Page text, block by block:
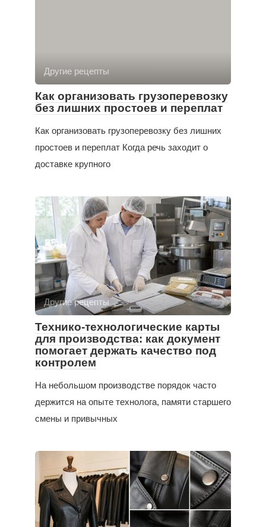
Другие рецепты
Как организовать грузоперевозку
без лишних простоев и переплат
Как организовать грузоперевозку без лишних
простоев и переплат Когда речь заходит о
доставке крупного
Другие рецепты
Технико-технологические карты
для производства: как документ
помогает держать качество под
контролем
На небольшом производстве порядок часто
держится на опыте технолога, памяти старшего
смены и привычных